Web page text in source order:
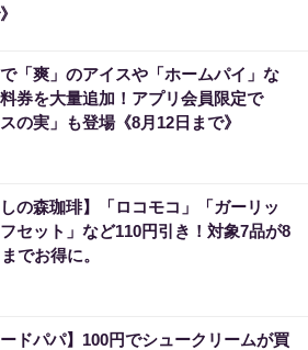
「爽」のアイスや「ホームパイ」な
券を大量追加！アプリ会員限定で
スの実」も登場《8月12日まで》
しの森珈琲】「ロコモコ」「ガーリッ
セット」など110円引き！対象7品が8
でお得に。
ードパパ】100円でシュークリームが買